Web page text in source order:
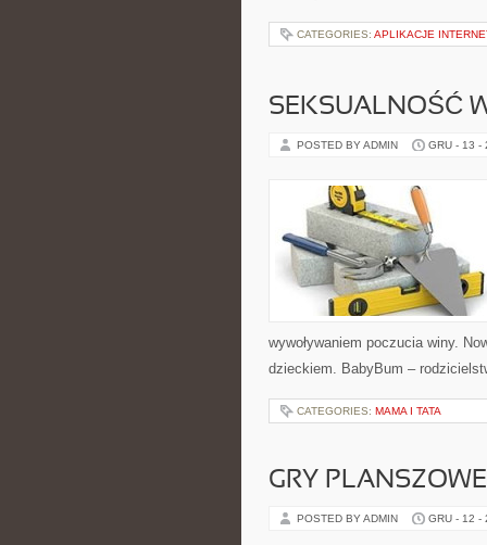
CATEGORIES: APLIKACJE
SEKSUALNOŚĆ
POSTED BY ADMIN GRU - 13 -
wywoływaniem poczucia winy.
dzieckiem. BabyBum –
CATEGORIES: MAMA I TATA
GRY
POSTED BY ADMIN GRU - 12 -